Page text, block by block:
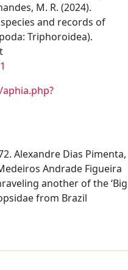
M. R. (2024).
and records of
Triphoroidea).
Alexandre Dias Pimenta,
Andrade Figueira
another of the ‘Big
from Brazil